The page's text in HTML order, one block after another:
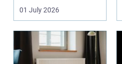
dem vurderet...
01 July 2026